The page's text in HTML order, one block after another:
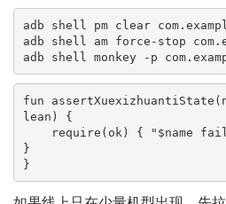
adb shell pm clear
adb shell am force-stop
adb shell monkey -p
fun
lean) {
}
}